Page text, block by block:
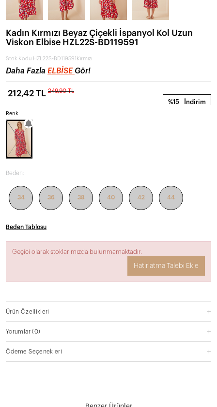
Kadın Kırmızı Beyaz Çiçekli İspanyol Kol Uzun
Viskon Elbise HZL22S-BD119591
Stok Kodu HZL22S-BD119591Kırmızı
Daha Fazla ELBISE Gör!
%15 İndirim
212,42 TL 249,90 TL
Renk
Beden:
34 36 38 40 42 44
Beden Tablosu
Geçici olarak stoklarımızda bulunmamaktadır.
Hatırlatma Talebi Ekle
Ürün Özellikleri
Yorumlar(0)
Ödeme Seçenekleri